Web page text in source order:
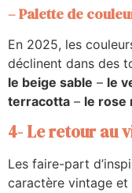
– Palette de
En 2025, les
déclinent dans des
le beige sable – le
terracotta – le rose
4- Le retour au
Les faire-part
caractère vintage